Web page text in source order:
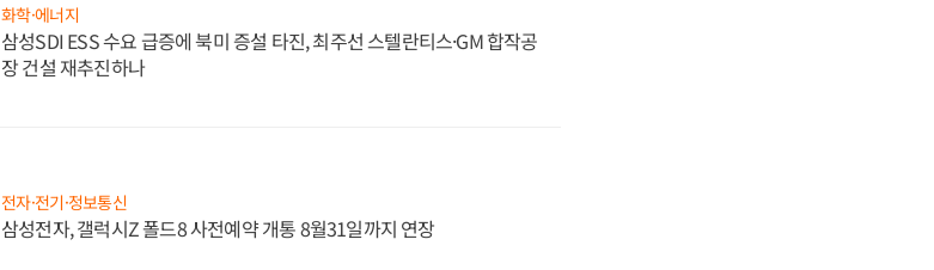
화학·에너지
삼성SDI ESS 수요 급증에 북미 증설 타진, 최주선 스텔란티스·GM 합작공
장 건설 재추진하나
전자·전기·정보통신
삼성전자, 갤럭시Z 폴드8 사전예약 개통 8월31일까지 연장